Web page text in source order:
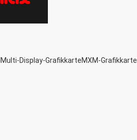
Multi-Display-GrafikkarteMXM-Grafikkarte